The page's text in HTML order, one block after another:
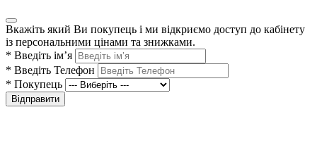
Вкажіть який Ви покупець і ми відкриємо доступ до кабінету
із персональними цінами та знижками.
* Введіть ім’я
* Введіть Телефон
* Покупець
Відправити